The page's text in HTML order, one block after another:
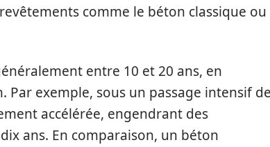
comme le béton classique ou
entre 10 et 20 ans, en
exemple, sous un passage intensif de
accélérée, engendrant des
ans. En comparaison, un béton